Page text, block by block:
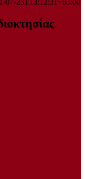
07-23T13:12:31+03:00